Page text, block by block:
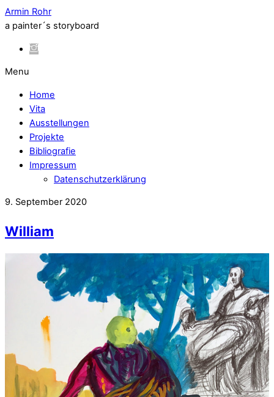
Armin Rohr
a painter´s storyboard
Menu
Home
Vita
Ausstellungen
Projekte
Bibliografie
Impressum
Datenschutzerklärung
9. September 2020
William